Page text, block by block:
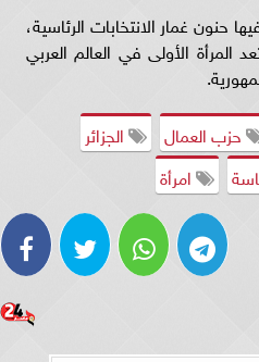
حنون غمار الانتخابات الرئاسية،
و2009 و2014. وتعد المرأة الأولى في العالم العربي
حزب العمال
الجزائر
امرأة